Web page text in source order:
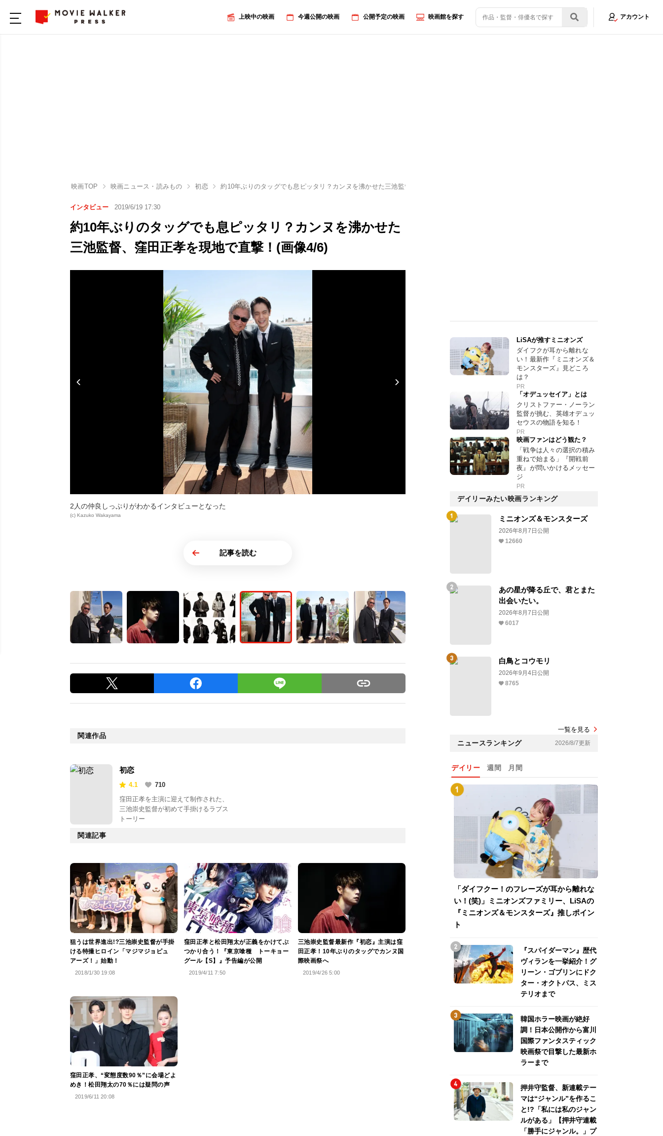
上映中の映画 今週公開の映画 公開予定の映画 映画館を探す アカウント
映画TOP 映画ニュース・読みもの 初恋 約10年ぶりのタッグでも息ピッタリ？カンヌを沸かせた三池監督、窪田正孝を現地で直撃！
インタビュー 2019/6/19 17:30
約10年ぶりのタッグでも息ピッタリ？カンヌを沸かせた
三池監督、窪田正孝を現地で直撃！(画像4/6)
2人の仲良しっぷりがわかるインタビューとなった
(c) Kazuko Wakayama
記事を読む
関連作品
初恋
4.1
710
窪田正孝を主演に迎えて制作された、
三池崇史監督が初めて手掛けるラブス
トーリー
関連記事
狙うは世界進出!?三池崇史監督が手掛
ける特撮ヒロイン「マジマジョピュ
アーズ！」始動！
2018/1/30 19:08
窪田正孝と松田翔太が正義をかけてぶ
つかり合う！『東京喰種 トーキョー
グール【S】』予告編が公開
2019/4/11 7:50
三池崇史監督最新作『初恋』主演は窪
田正孝！10年ぶりのタッグでカンヌ国
際映画祭へ
2019/4/26 5:00
窪田正孝、“変態度数90％”に会場どよ
めき！松田翔太の70％には疑問の声
2019/6/11 20:08
LiSAが推すミニオンズ
ダイフクが耳から離れな
い！最新作『ミニオンズ＆
モンスターズ』見どころ
は？
PR
「オデュッセイア」とは
クリストファー・ノーラン
監督が挑む、英雄オデュッ
セウスの物語を知る！
PR
映画ファンはどう観た？
「戦争は人々の選択の積み
重ねで始まる」『開戦前
夜』が問いかけるメッセー
ジ
PR
デイリーみたい映画ランキング
ミニオンズ＆モンスターズ
2026年8月7日公開
12660
あの星が降る丘で、君とまた
出会いたい。
2026年8月7日公開
6017
白鳥とコウモリ
2026年9月4日公開
8765
一覧を見る
ニュースランキング 2026/8/7更新
デイリー 週間 月間
「ダイフクー！のフレーズが耳から離れな
い！(笑)」ミニオンズファミリー、LiSAの
『ミニオンズ＆モンスターズ』推しポイン
ト
『スパイダーマン』歴代
ヴィランを一挙紹介！グ
リーン・ゴブリンにドク
ター・オクトパス、ミス
テリオまで
韓国ホラー映画が絶好
調！日本公開作から富川
国際ファンタスティック
映画祭で目撃した最新ホ
ラーまで
押井守監督、新連載テー
マは“ジャンル”を作るこ
と!?「私には私のジャン
ルがある」【押井守連載
「勝手にジャンル。」プ